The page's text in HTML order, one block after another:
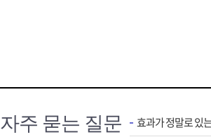
자주 묻는 질문 효과가 정말로 있